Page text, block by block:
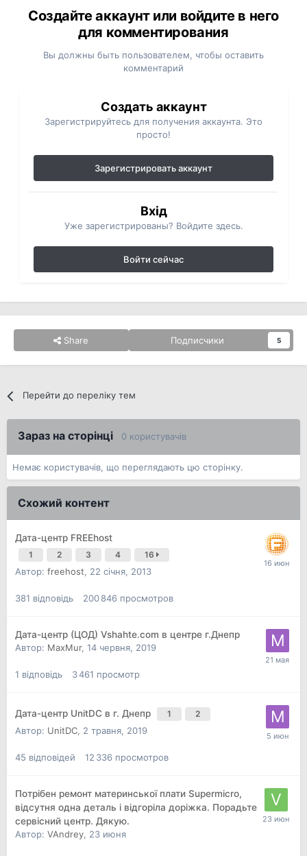
Создайте аккаунт или войдите в него
для комментирования
Вы должны быть пользователем, чтобы оставить
комментарий
Создать аккаунт
Зарегистрируйтесь для получения аккаунта. Это
просто!
Зарегистрировать аккаунт
Вхід
Уже зарегистрированы? Войдите здесь.
Войти сейчас
Share Подписчики 5
Перейти до переліку тем
Зараз на сторінці 0 користувачів
Немає користувачів, що переглядають цю сторінку.
Схожий контент
Дата-центр FREEhost
1 2 3 4 16
Автор: freehost, 22 січня, 2013
381 відповідь 200 846 просмотров
Дата-центр (ЦОД) Vshahte.com в центре г.Днепр
Автор: MaxMur, 14 червня, 2019
1 відповідь 3 461 просмотр
Дата-центр UnitDC в г. Днепр 1 2
Автор: UnitDC, 2 травня, 2019
45 відповідей 12 336 просмотров
Потрібен ремонт материнської плати Supermicro,
відсутня одна деталь і відгоріла доріжка. Порадьте
сервісний центр. Дякую.
Автор: VAndrey, 23 июня